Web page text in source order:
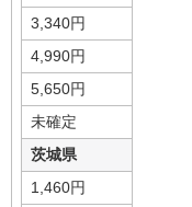
3,340円
4,990円
5,650円
未確定
茨城県
1,460円